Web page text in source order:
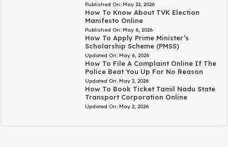
Published On: May 22, 2026
How To Know About TVK Election
Manifesto Online
Published On: May 6, 2026
How To Apply Prime Minister’s
Scholarship Scheme (PMSS)
Updated On: May 6, 2026
How To File A Complaint Online If The
Police Beat You Up For No Reason
Updated On: May 2, 2026
How To Book Ticket Tamil Nadu State
Transport Corporation Online
Updated On: May 2, 2026